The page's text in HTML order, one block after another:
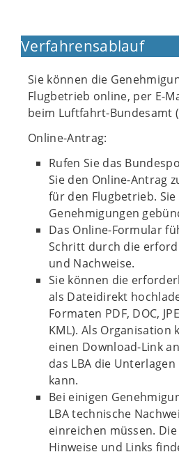
Verfahrensablauf
Sie können die
Flugbetrieb online, per E-
beim Luftfahrt-Bundesamt
Online-Antrag:
Rufen Sie das
Sie den Online-Antrag
für den Flugbetrieb.
Genehmigungen
Das Online-Formular
Schritt durch die
und Nachweise.
Sie können die
als Dateidirekt
Formaten PDF, DOC,
KML). Als Organisation
einen Download-Link
das LBA die
kann.
Bei einigen
LBA technische
einreichen müssen.
Hinweise und Links